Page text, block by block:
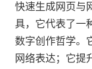
快速生成网页与
具，它代表了一
数字创作哲学。
网络表达；它提